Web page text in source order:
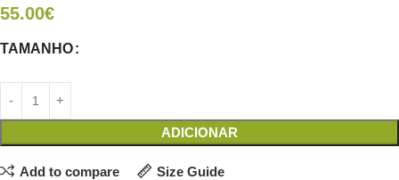
55.00€
TAMANHO
ADICIONAR
Add to compare Size Guide